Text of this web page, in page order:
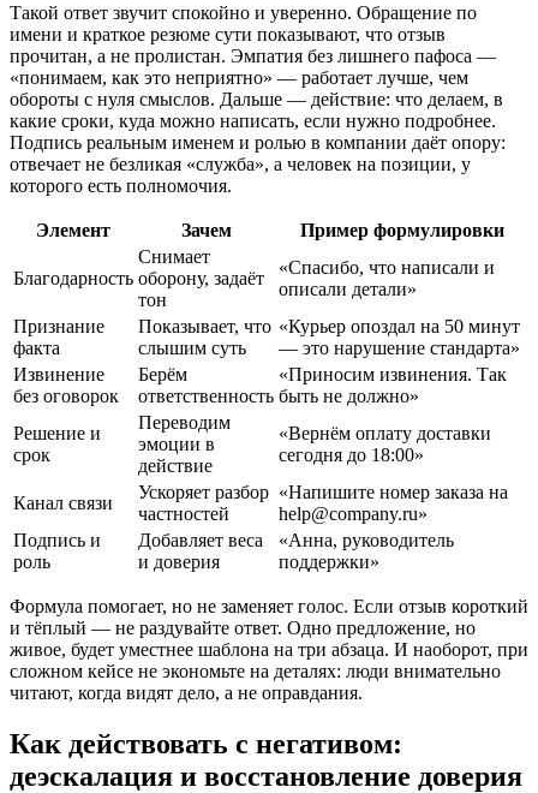
Такой ответ звучит спокойно и уверенно. Обращение по
имени и краткое резюме сути показывают, что отзыв
прочитан, а не пролистан. Эмпатия без лишнего пафоса —
«понимаем, как это неприятно» — работает лучше, чем
обороты с нуля смыслов. Дальше — действие: что делаем, в
какие сроки, куда можно написать, если нужно подробнее.
Подпись реальным именем и ролью в компании даёт опору:
отвечает не безликая «служба», а человек на позиции, у
которого есть полномочия.
Элемент Зачем Пример формулировки
Благодарность
Снимает
оборону, задаёт
тон
«Спасибо, что написали и
описали детали»
Признание
факта
Показывает, что
слышим суть
«Курьер опоздал на 50 минут
— это нарушение стандарта»
Извинение
без оговорок
Берём
ответственность
«Приносим извинения. Так
быть не должно»
Решение и
срок
Переводим
эмоции в
действие
«Вернём оплату доставки
сегодня до 18:00»
Канал связи
Ускоряет разбор
частностей
«Напишите номер заказа на
help@company.ru»
Подпись и
роль
Добавляет веса
и доверия
«Анна, руководитель
поддержки»
Формула помогает, но не заменяет голос. Если отзыв короткий
и тёплый — не раздувайте ответ. Одно предложение, но
живое, будет уместнее шаблона на три абзаца. И наоборот, при
сложном кейсе не экономьте на деталях: люди внимательно
читают, когда видят дело, а не оправдания.
Как действовать с негативом:
деэскалация и восстановление доверия